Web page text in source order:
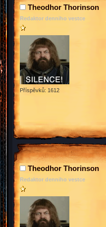
Theodhor Thorinson
Redaktor denniho vestce
Příspěvků: 1612
Theodhor Thorinson
Redaktor denniho vestce